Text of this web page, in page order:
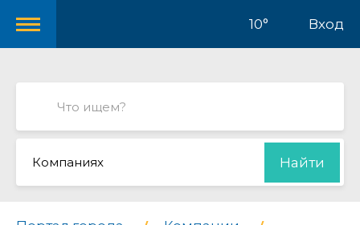
10° Вход
Компаниях Найти